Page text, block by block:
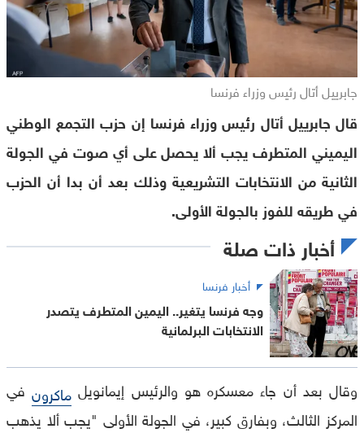
جابرييل أتال رئيس وزراء فرنسا
قال جابرييل أتال رئيس وزراء فرنسا إن حزب التجمع الوطني
اليميني المتطرف يجب ألا يحصل على أي صوت في الجولة
الثانية من الانتخابات التشريعية وذلك بعد أن بدا أن الحزب
في طريقه للفوز بالجولة الأولى.
أخبار ذات صلة
أخبار فرنسا
وجه فرنسا يتغير.. اليمين المتطرف يتصدر
الانتخابات البرلمانية
وقال بعد أن جاء معسكره هو والرئيس إيمانويل ماكرون في
المركز الثالث، وبفارق كبير، في الجولة الأولى "يجب ألا يذهب